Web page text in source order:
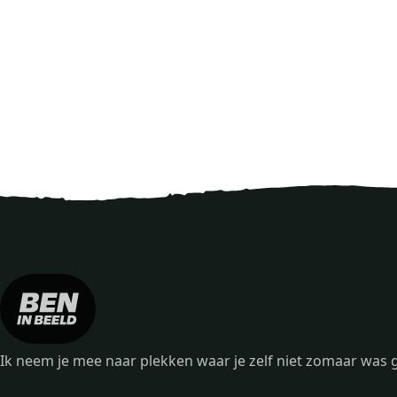
Ik neem je mee naar plekken waar je zelf niet zomaar was